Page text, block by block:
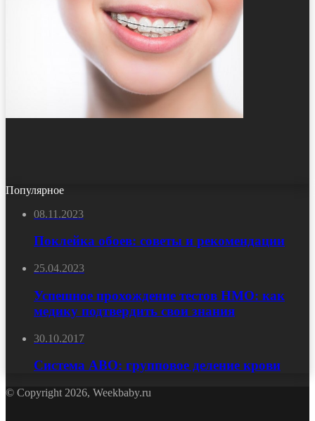
Популярное
08.11.2023
Поклейка обоев: советы и рекомендации
25.04.2023
Успешное прохождение тестов НМО: как
медику подтвердить свои знания
30.10.2017
Система АВО: групповое деление крови
© Copyright 2026, Weekbaby.ru